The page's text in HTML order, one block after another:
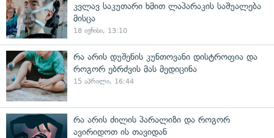
კვლავ საკუთარი ხმით ლაპარაკის საშუალება
მისცა
18 ივნისი, 13:10
რა არის დუშენის კუნთოვანი დისტროფია და
როგორ ებრძვის მას მედიცინა
15 აპრილი, 16:44
რა არის ძილის პარალიზი და როგორ
ავირიდოთ ის თავიდან